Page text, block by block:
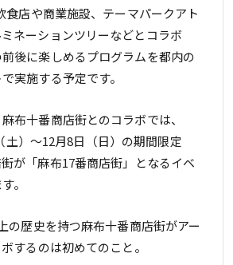
食店や商業施設、テーマパークアト
ネーションツリーなどとコラボ
後に楽しめるプログラムを都内の
実施する予定です。
布十番商店街とのコラボでは、
土）～12月8日（日）の期間限定
が「麻布17番商店街」となるイベ
。
の歴史を持つ麻布十番商店街がアー
するのは初めてのこと。